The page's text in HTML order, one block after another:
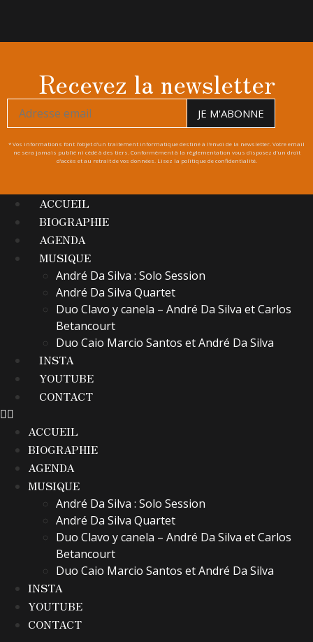
Recevez la newsletter
* Vos informations font l’objet d’un traitement informatique destiné à l’envoi de la newsletter. Votre email
ne sera jamais publié ni cédé à des tiers. Conformément à la règlementation vous disposez d’un droit
d’accès et au retrait de vos données. Lisez la politique de confidentialité.
ACCUEIL
BIOGRAPHIE
AGENDA
MUSIQUE
André Da Silva : Solo Session
André Da Silva Quartet
Duo Clavo y canela – André Da Silva et Carlos
Betancourt
Duo Caio Marcio Santos et André Da Silva
INSTA
YOUTUBE
CONTACT
ACCUEIL
BIOGRAPHIE
AGENDA
MUSIQUE
André Da Silva : Solo Session
André Da Silva Quartet
Duo Clavo y canela – André Da Silva et Carlos
Betancourt
Duo Caio Marcio Santos et André Da Silva
INSTA
YOUTUBE
CONTACT